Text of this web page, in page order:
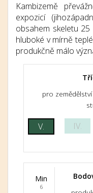
Kambizemě
expozicí
obsahem skeletu
hluboké v mírně
produkčně málo
pro
V. IV.
Min
6